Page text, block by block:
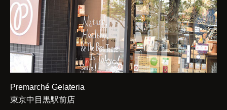
Premarché Gelateria
東京中目黒駅前店